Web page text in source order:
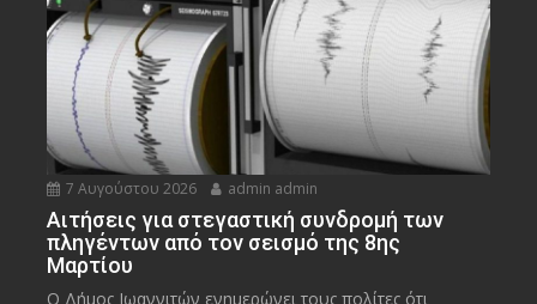
7 Αυγούστου 2026 admin admin
Αιτήσεις για στεγαστική συνδρομή των
πληγέντων από τον σεισμό της 8ης
Μαρτίου
Ο Δήμος Ιωαννιτών ενημερώνει τους πολίτες ότι